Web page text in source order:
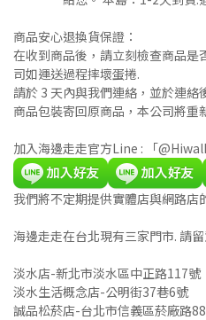
商品安心退換貨保證：
在收到商品後，請立刻檢查商品是
司如運送過程摔壞蛋捲.
請於 3 天內與我們連絡，並於連
商品包裝寄回原商品，本公司將重
加入海邊走走官方Line : 「@Hiwalk
我們將不定期提供實體店與網路店
海邊走走在台北現有三家門市. 請
淡水店-新北市淡水區中正路117號
淡水生活概念店-公明街37巷6號
誠品松菸店-台北市信義區菸廠路